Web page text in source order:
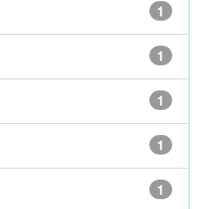
1
1
1
1
1